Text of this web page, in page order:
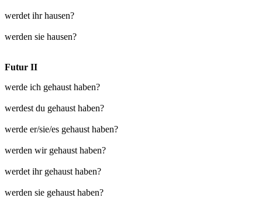
werdet ihr hausen?
werden sie hausen?
Futur II
werde ich gehaust haben?
werdest du gehaust haben?
werde er/sie/es gehaust haben?
werden wir gehaust haben?
werdet ihr gehaust haben?
werden sie gehaust haben?